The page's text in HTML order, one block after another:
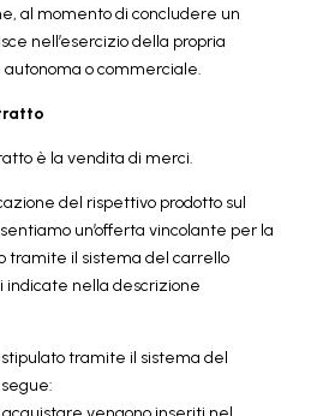
al momento di concludere un
nell’esercizio della propria
o commerciale.
è la vendita di merci.
del rispettivo prodotto sul
un’offerta vincolante per la
tramite il sistema del carrello
indicate nella descrizione
tramite il sistema del